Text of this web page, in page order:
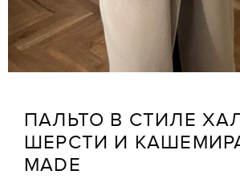
ПАЛЬТО В СТИЛЕ
ШЕРСТИ И
MADE